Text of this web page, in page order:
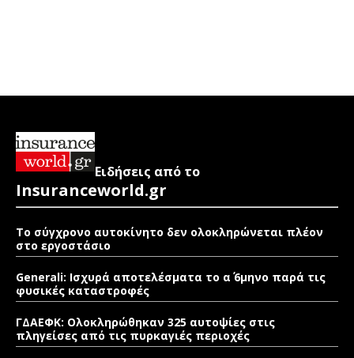
Ειδήσεις από το
Insuranceworld.gr
Το σύγχρονο αυτοκίνητο δεν ολοκληρώνεται πλέον
στο εργοστάσιο
Generali: Ισχυρά αποτελέσματα το α΄ 6μηνο παρά τις
φυσικές καταστροφές
ΓΔΑΕΦΚ: Ολοκληρώθηκαν 325 αυτοψίες στις
πληγείσες από τις πυρκαγιές περιοχές